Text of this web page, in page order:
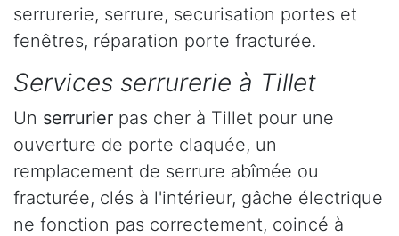
serrurerie, serrure, securisation portes et
fenêtres, réparation porte fracturée.
Services serrurerie à Tillet
Un serrurier pas cher à Tillet pour une
ouverture de porte claquée, un
remplacement de serrure abîmée ou
fracturée, clés à l'intérieur, gâche électrique
ne fonction pas correctement, coincé à